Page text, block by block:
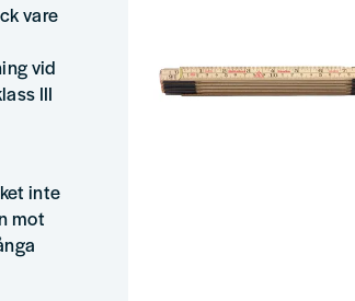
vare
vid
III
inte
mot